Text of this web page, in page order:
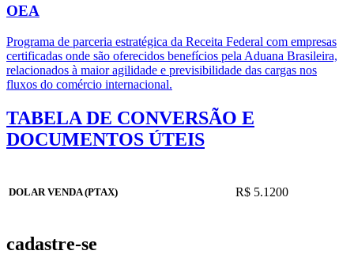
OEA
Programa de parceria estratégica da Receita Federal com empresas
certificadas onde são oferecidos benefícios pela Aduana Brasileira,
relacionados à maior agilidade e previsibilidade das cargas nos
fluxos do comércio internacional.
TABELA DE CONVERSÃO E
DOCUMENTOS ÚTEIS
DOLAR VENDA (PTAX) R$ 5.1200
cadastre-se